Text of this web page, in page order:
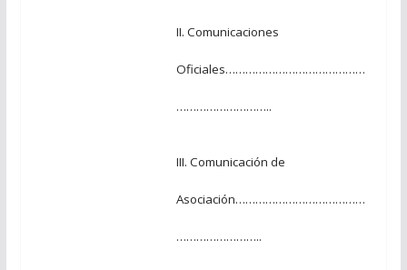
II. Comunicaciones
Oficiales……………………………………
………………………..
III. Comunicación de
Asociación…………………………………
……………………..